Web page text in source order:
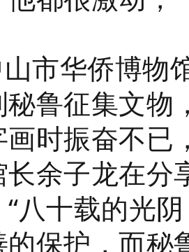
市华侨博物
秘鲁征集文物
画时振奋不已
长余子龙在分
八十载的光
的保护，而秘